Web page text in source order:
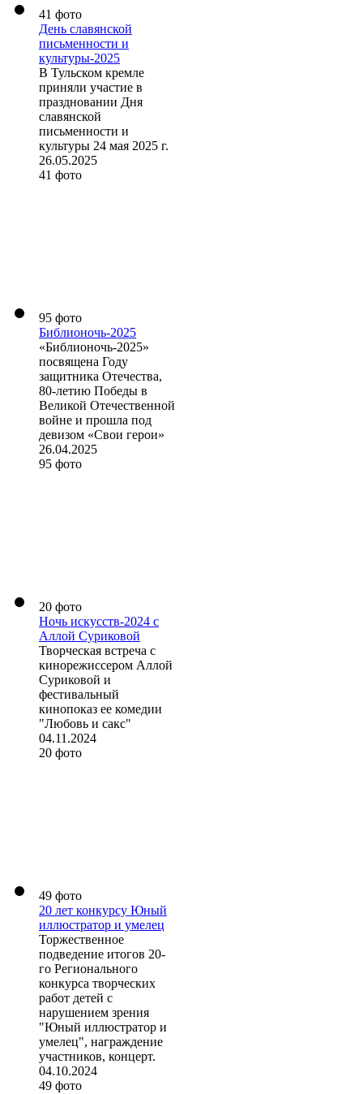
41 фото
День славянской
письменности и
культуры-2025
В Тульском кремле
приняли участие в
праздновании Дня
славянской
письменности и
культуры 24 мая 2025 г.
26.05.2025
41 фото
95 фото
Библионочь-2025
«Библионочь-2025»
посвящена Году
защитника Отечества,
80-летию Победы в
Великой Отечественной
войне и прошла под
девизом «Свои герои»
26.04.2025
95 фото
20 фото
Ночь искусств-2024 с
Аллой Суриковой
Творческая встреча с
кинорежиссером Аллой
Суриковой и
фестивальный
кинопоказ ее комедии
"Любовь и сакс"
04.11.2024
20 фото
49 фото
20 лет конкурсу Юный
иллюстратор и умелец
Торжественное
подведение итогов 20-
го Регионального
конкурса творческих
работ детей с
нарушением зрения
"Юный иллюстратор и
умелец", награждение
участников, концерт.
04.10.2024
49 фото